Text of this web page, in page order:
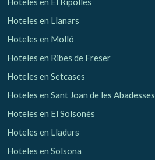
Hoteles en Llanars
Hoteles en Molló
Hoteles en Ribes de Freser
Hoteles en Setcases
Hoteles en Sant Joan de les Abadesses
Hoteles en El Solsonés
Hoteles en Lladurs
Hoteles en Solsona